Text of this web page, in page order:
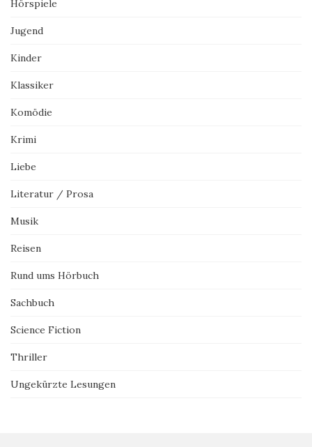
Hörspiele
Jugend
Kinder
Klassiker
Komödie
Krimi
Liebe
Literatur / Prosa
Musik
Reisen
Rund ums Hörbuch
Sachbuch
Science Fiction
Thriller
Ungekürzte Lesungen